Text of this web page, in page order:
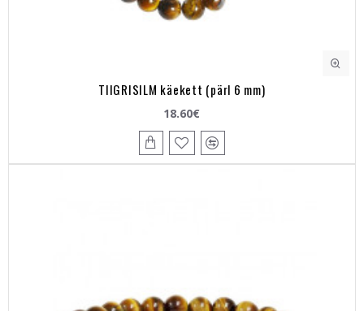
TIIGRISILM käekett (pärl 6 mm)
18.60€